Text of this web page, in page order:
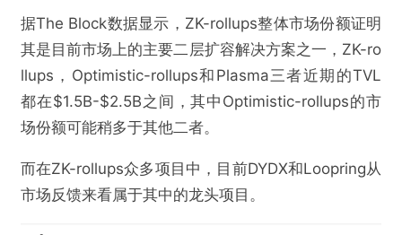
据The Block数据显示，ZK-rollups整体市场份额证明
其是目前市场上的主要二层扩容解决方案之一，ZK-ro
llups，Optimistic-rollups和Plasma三者近期的TVL
都在$1.5B-$2.5B之间，其中Optimistic-rollups的市
场份额可能稍多于其他二者。
而在ZK-rollups众多项目中，目前DYDX和Loopring从
市场反馈来看属于其中的龙头项目。